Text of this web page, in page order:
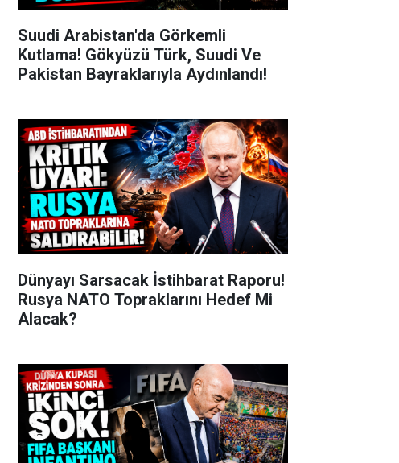
Suudi Arabistan'da Görkemli
Kutlama! Gökyüzü Türk, Suudi Ve
Pakistan Bayraklarıyla Aydınlandı!
Dünyayı Sarsacak İstihbarat Raporu!
Rusya NATO Topraklarını Hedef Mi
Alacak?